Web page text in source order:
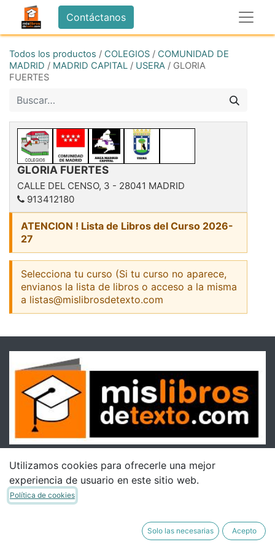
Contáctanos
Todos los productos / COLEGIOS / COMUNIDAD DE
MADRID / MADRID CAPITAL / USERA / GLORIA
FUERTES
GLORIA FUERTES
CALLE DEL CENSO, 3 - 28041 MADRID
913412180
ATENCION ! Lista de Libros del Curso 2026-
27
Selecciona tu curso (Si tu curso no aparece,
envianos la lista de libros o acceso a la misma
a listas@mislibrosdetexto.com
Utilizamos cookies para ofrecerle una mejor
experiencia de usuario en este sitio web.
Política de cookies
Solo las necesarias Acepto